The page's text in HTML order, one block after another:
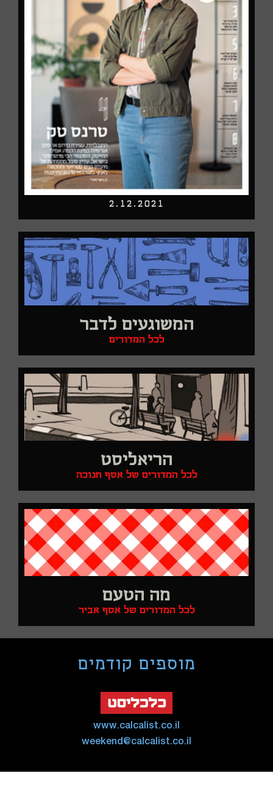
2.12.2021
המשוגעים לדבר
לכל המדורים
הריאליסט
לכל המדורים של אסף חנוכה
מה הטעם
לכל המדורים של אסף אביר
מוספים קודמים
www.calcalist.co.il
weekend@calcalist.co.il